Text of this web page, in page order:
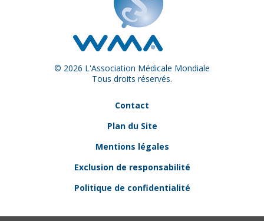
© 2026 L'Association Médicale Mondiale
Tous droits réservés.
Contact
Plan du Site
Mentions légales
Exclusion de responsabilité
Politique de confidentialité